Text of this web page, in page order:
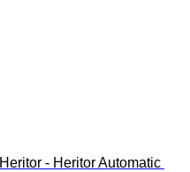
Heritor - Heritor Automatic